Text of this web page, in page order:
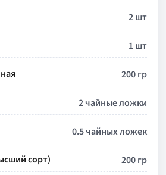
2 шт
1 шт
200 гр
2 чайные ложки
0.5 чайных ложек
сорт) 200 гр